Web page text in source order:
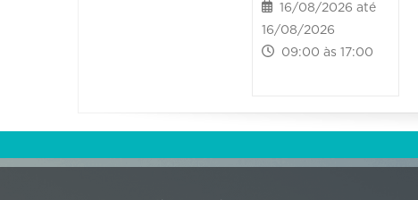
16/08/2026 até
16/08/2026
09:00 às 17:00